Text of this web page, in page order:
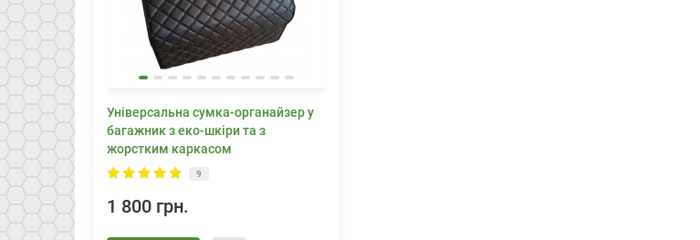
Універсальна сумка-органайзер у
багажник з еко-шкіри та з
жорстким каркасом
9
1 800 грн.